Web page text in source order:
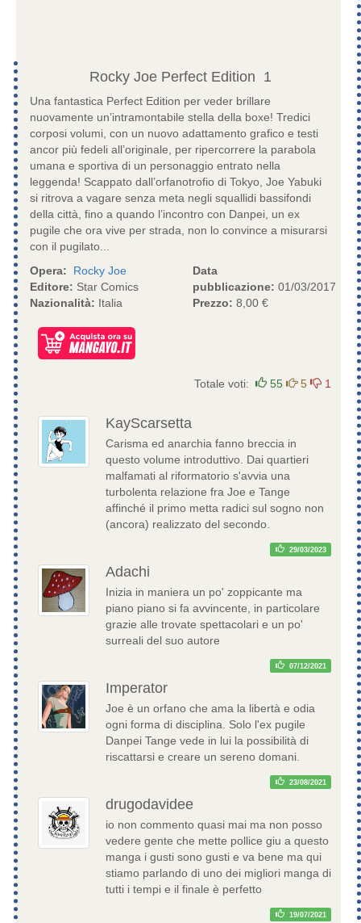
Rocky Joe Perfect Edition 1
Una fantastica Perfect Edition per veder brillare
nuovamente un’intramontabile stella della boxe! Tredici
corposi volumi, con un nuovo adattamento grafico e testi
ancor più fedeli all’originale, per ripercorrere la parabola
umana e sportiva di un personaggio entrato nella
leggenda! Scappato dall’orfanotrofio di Tokyo, Joe Yabuki
si ritrova a vagare senza meta negli squallidi bassifondi
della città, fino a quando l’incontro con Danpei, un ex
pugile che ora vive per strada, non lo convince a misurarsi
con il pugilato...
Opera:
Rocky Joe
Editore: Star Comics
Nazionalità: Italia
Data
pubblicazione: 01/03/2017
Prezzo: 8,00 €
Totale voti: 55 5 1
KayScarsetta
Carisma ed anarchia fanno breccia in
questo volume introduttivo. Dai quartieri
malfamati al riformatorio s'avvia una
turbolenta relazione fra Joe e Tange
affinché il primo metta radici sul sogno non
(ancora) realizzato del secondo.
29/03/2023
Adachi
Inizia in maniera un po' zoppicante ma
piano piano si fa avvincente, in particolare
grazie alle trovate spettacolari e un po'
surreali del suo autore
07/12/2021
Imperator
Joe è un orfano che ama la libertà e odia
ogni forma di disciplina. Solo l'ex pugile
Danpei Tange vede in lui la possibilità di
riscattarsi e creare un sereno domani.
23/08/2021
drugodavidee
io non commento quasi mai ma non posso
vedere gente che mette pollice giu a questo
manga i gusti sono gusti e va bene ma qui
stiamo parlando di uno dei migliori manga di
tutti i tempi e il finale è perfetto
19/07/2021